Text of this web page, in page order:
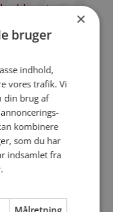
blomster og
for bestillingen
til og fra
afskedsformer
og hjælper
og sørger
direkte
×
bruger
indhold,
vores trafik. Vi
din brug af
kombinere
som du har
indsamlet fra
Målretning